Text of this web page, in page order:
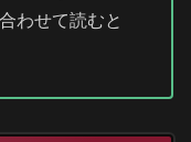
わせて読むと